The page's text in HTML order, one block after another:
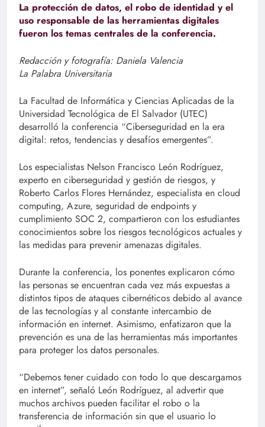
La protección de datos, el robo de identidad y el
uso responsable de las herramientas digitales
fueron los temas centrales de la conferencia.
Redacción y fotografía: Daniela Valencia
La Palabra Universitaria
La Facultad de Informática y Ciencias Aplicadas de la
Universidad Tecnológica de El Salvador (UTEC)
desarrolló la conferencia “Ciberseguridad en la era
digital: retos, tendencias y desafíos emergentes”.
Los especialistas Nelson Francisco León Rodríguez,
experto en ciberseguridad y gestión de riesgos, y
Roberto Carlos Flores Hernández, especialista en cloud
computing, Azure, seguridad de endpoints y
cumplimiento SOC 2, compartieron con los estudiantes
conocimientos sobre los riesgos tecnológicos actuales y
las medidas para prevenir amenazas digitales.
Durante la conferencia, los ponentes explicaron cómo
las personas se encuentran cada vez más expuestas a
distintos tipos de ataques cibernéticos debido al avance
de las tecnologías y al constante intercambio de
información en internet. Asimismo, enfatizaron que la
prevención es una de las herramientas más importantes
para proteger los datos personales.
“Debemos tener cuidado con todo lo que descargamos
en internet”, señaló León Rodríguez, al advertir que
muchos archivos pueden facilitar el robo o la
transferencia de información sin que el usuario lo